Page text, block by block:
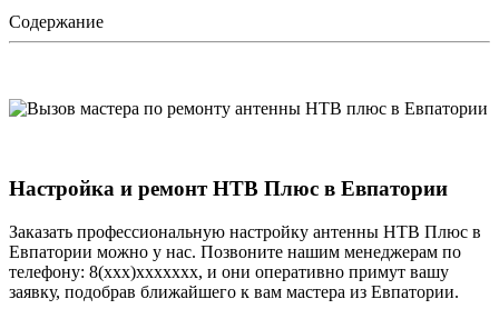
Содержание
Настройка и ремонт НТВ Плюс в Евпатории
Заказать профессиональную настройку антенны НТВ Плюс в
Евпатории можно у нас. Позвоните нашим менеджерам по
телефону: 8(xxx)xxxxxxx, и они оперативно примут вашу
заявку, подобрав ближайшего к вам мастера из Евпатории.